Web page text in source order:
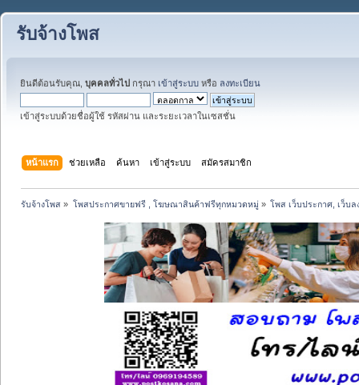
รับจ้างโพส
ยินดีต้อนรับคุณ, บุคคลทั่วไป กรุณา เข้าสู่ระบบ หรือ ลงทะเบียน
เข้าสู่ระบบด้วยชื่อผู้ใช้ รหัสผ่าน และระยะเวลาในเซสชั่น
หน้าแรก ช่วยเหลือ ค้นหา เข้าสู่ระบบ สมัครสมาชิก
รับจ้างโพส » โพสประกาศขายฟรี , โฆษณาสินค้าฟรีทุกหมวดหมู่» โพส เว็บประกาศ, เว็บ